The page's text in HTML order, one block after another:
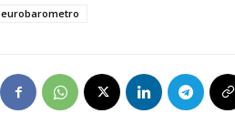
eurobarometro